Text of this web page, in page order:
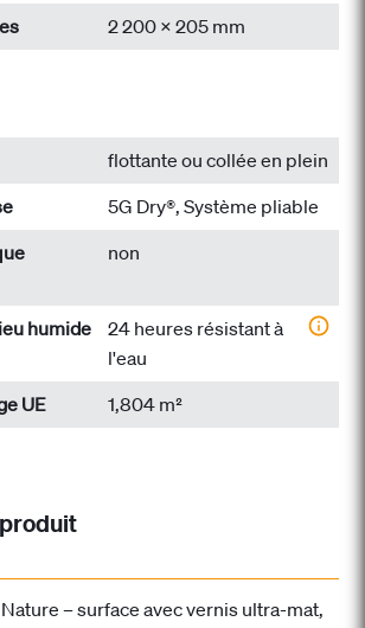
2 200 x 205 mm
flottante ou collée en plein
5G Dry®, Système pliable
non
humide
24 heures résistant à
l'eau
UE
1,804 m²
– surface avec vernis ultra-mat,